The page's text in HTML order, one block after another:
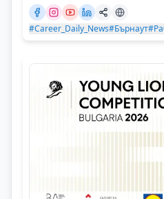
#Career_Daily_News#Бърнаут